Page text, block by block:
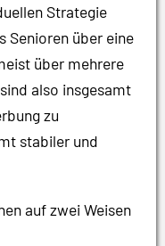
Strategie
Senioren über eine
über mehrere
also insgesamt
zu
stabiler und
auf zwei Weisen